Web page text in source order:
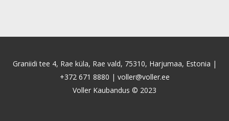
Graniidi tee 4, Rae küla, Rae vald, 75310, Harjumaa, Estonia |
+372 671 8880 | voller@voller.ee
Voller Kaubandus © 2023